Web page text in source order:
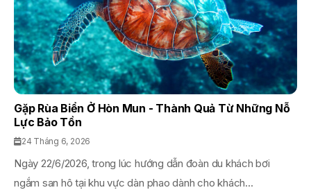
Gặp Rùa Biển Ở Hòn Mun - Thành Quả Từ Những Nỗ
Lực Bảo Tồn
24 Tháng 6, 2026
Ngày 22/6/2026, trong lúc hướng dẫn đoàn du khách bơi
ngắm san hô tại khu vực dàn phao dành cho khách...